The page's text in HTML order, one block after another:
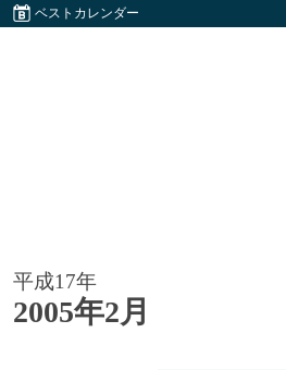
ベストカレンダー
平成17年
2005年2月